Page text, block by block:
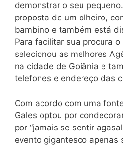
demonstrar o seu
proposta de um olheiro,
bambino e também está
Para facilitar sua procura o
selecionou as melhores
na cidade de Goiânia e
telefones e endereço das
Com acordo com uma
Gales optou por
por “jamais se sentir
evento gigantesco apenas